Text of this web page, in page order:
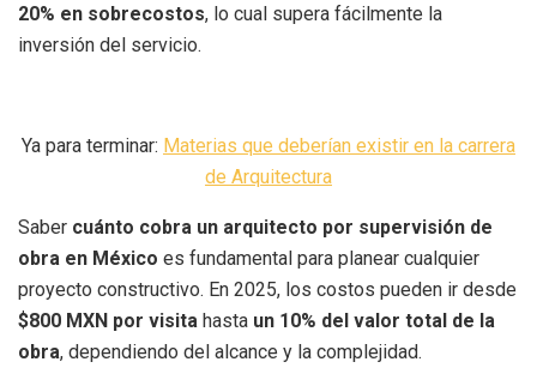
20% en sobrecostos, lo cual supera fácilmente la
inversión del servicio.
Ya para terminar: Materias que deberían existir en la carrera
de Arquitectura
Saber cuánto cobra un arquitecto por supervisión de
obra en México es fundamental para planear cualquier
proyecto constructivo. En 2025, los costos pueden ir desde
$800 MXN por visita hasta un 10% del valor total de la
obra, dependiendo del alcance y la complejidad.